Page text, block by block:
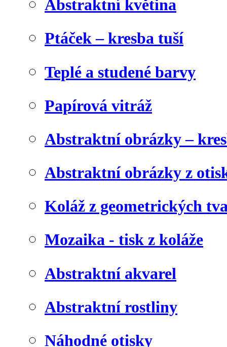
Abstraktní květina
Ptáček – kresba tuší
Teplé a studené barvy
Papírová vitráž
Abstraktní obrázky –
Abstraktní obrázky z
Koláž z geometrických
Mozaika - tisk z koláže
Abstraktní akvarel
Abstraktní rostliny
Náhodné otisky